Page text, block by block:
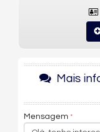
Mais
Mensagem